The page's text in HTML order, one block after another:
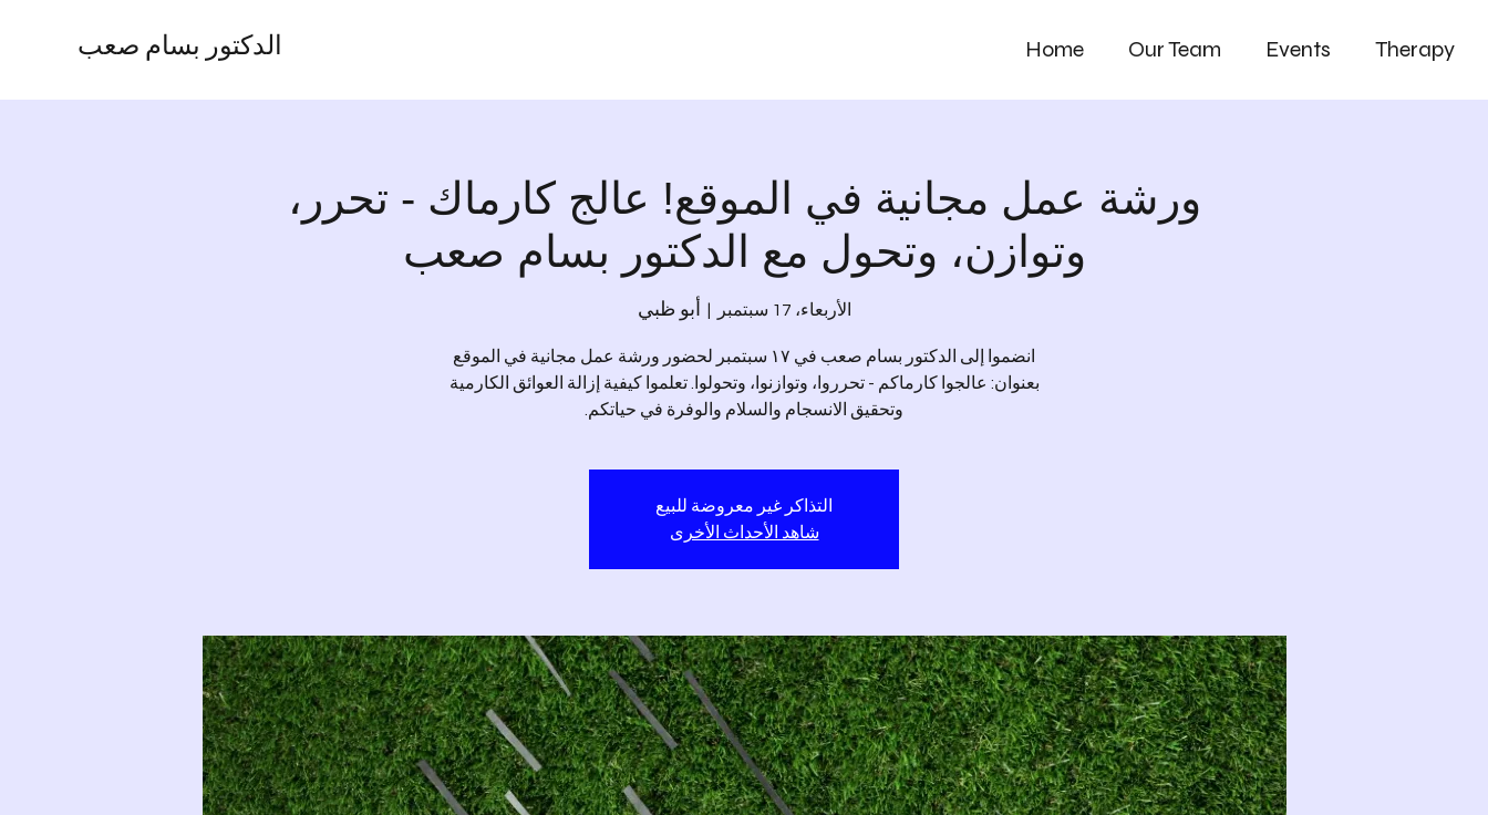
الدكتور بسام صعب Home Our Team Events Therapy
ورشة عمل مجانية في الموقع! عالج كارماك - تحرر،
وتوازن، وتحول مع الدكتور بسام صعب
الأربعاء، 17 سبتمبر أبو ظبي
انضموا إلى الدكتور بسام صعب في ١٧ سبتمبر لحضور ورشة عمل مجانية في الموقع
بعنوان: عالجوا كارماكم - تحرروا، وتوازنوا، وتحولوا. تعلموا كيفية إزالة العوائق الكارمية
وتحقيق الانسجام والسلام والوفرة في حياتكم.
التذاكر غير معروضة للبيع
شاهد الأحداث الأخرى